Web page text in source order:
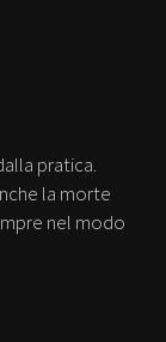
pratica.
la morte
nel modo